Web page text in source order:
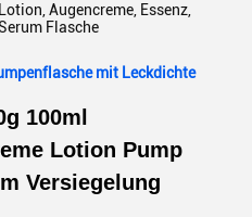
Lotion, Augencreme, Essenz,
Flasche
mit Leckdichte
100ml
Lotion Pump
Versiegelung